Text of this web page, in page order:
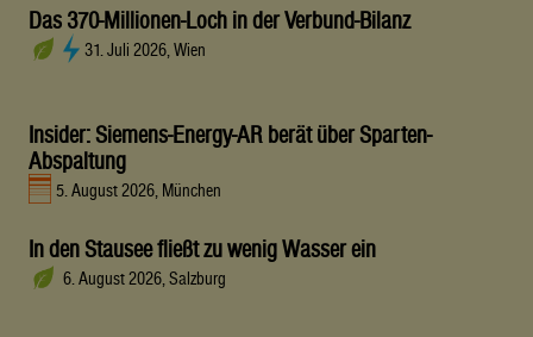
Das 370-Millionen-Loch in der Verbund-Bilanz
31. Juli 2026, Wien
Insider: Siemens-Energy-AR berät über Sparten-
Abspaltung
5. August 2026, München
In den Stausee fließt zu wenig Wasser ein
6. August 2026, Salzburg